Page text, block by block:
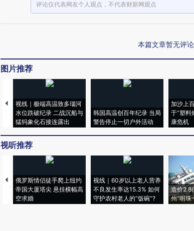
评论仅代表网友个人观点，不代表财新网观点
本篇文章暂无评论
图片推荐
视线｜极端高温致多瑙河
水位跌破纪录 二战沉船与
猛犸象化石接连露出
韩国高温创百年纪录 当局
警告停止一切户外活动
加沙上
于“塑料
康危机
视听推荐
俄罗斯情侣徒手爬上纽约
帝国大厦塔尖 悬挂横幅高
空求婚
视线｜60岁以上老人营养
不良发生率达15.3% 如何
守护农村老人的“饭碗”?
造价2.8
州“明珠